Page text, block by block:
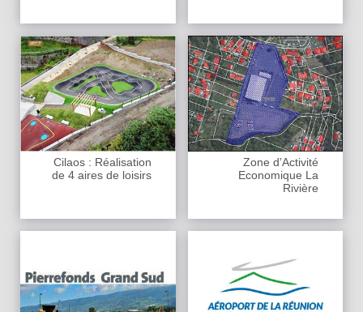
Cilaos : Réalisation
de 4 aires de loisirs
Zone d’Activité
Economique La
Rivière